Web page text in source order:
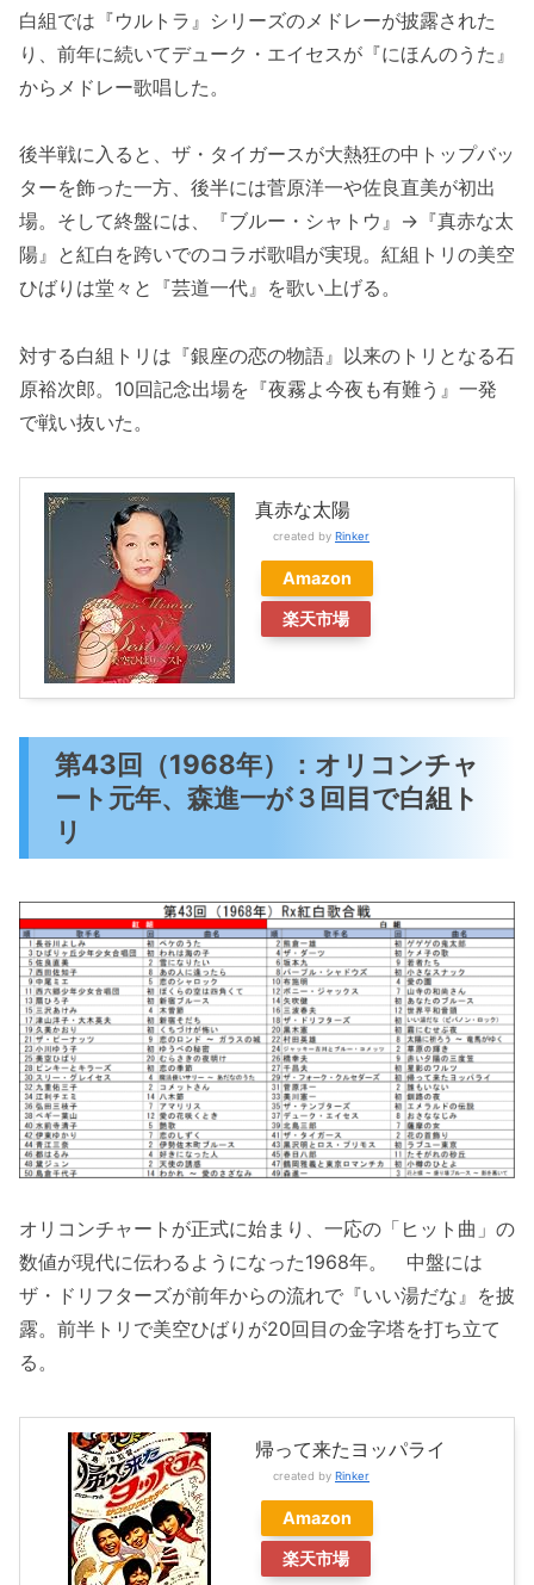
白組では『ウルトラ』シリーズのメドレーが披露された
り、前年に続いてデューク・エイセスが『にほんのうた』
からメドレー歌唱した。
後半戦に入ると、ザ・タイガースが大熱狂の中トップバッ
ターを飾った一方、後半には菅原洋一や佐良直美が初出
場。そして終盤には、『ブルー・シャトウ』→『真赤な太
陽』と紅白を跨いでのコラボ歌唱が実現。紅組トリの美空
ひばりは堂々と『芸道一代』を歌い上げる。
対する白組トリは『銀座の恋の物語』以来のトリとなる石
原裕次郎。10回記念出場を『夜霧よ今夜も有難う』一発
で戦い抜いた。
真赤な太陽
created by Rinker
Amazon
楽天市場
第43回（1968年）：オリコンチャ
ート元年、森進一が３回目で白組ト
リ
オリコンチャートが正式に始まり、一応の「ヒット曲」の
数値が現代に伝わるようになった1968年。 中盤には
ザ・ドリフターズが前年からの流れで『いい湯だな』を披
露。前半トリで美空ひばりが20回目の金字塔を打ち立て
る。
帰って来たヨッパライ
created by Rinker
Amazon
楽天市場